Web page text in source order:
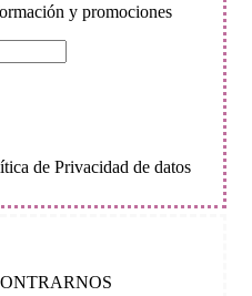
y promociones
de Privacidad de datos